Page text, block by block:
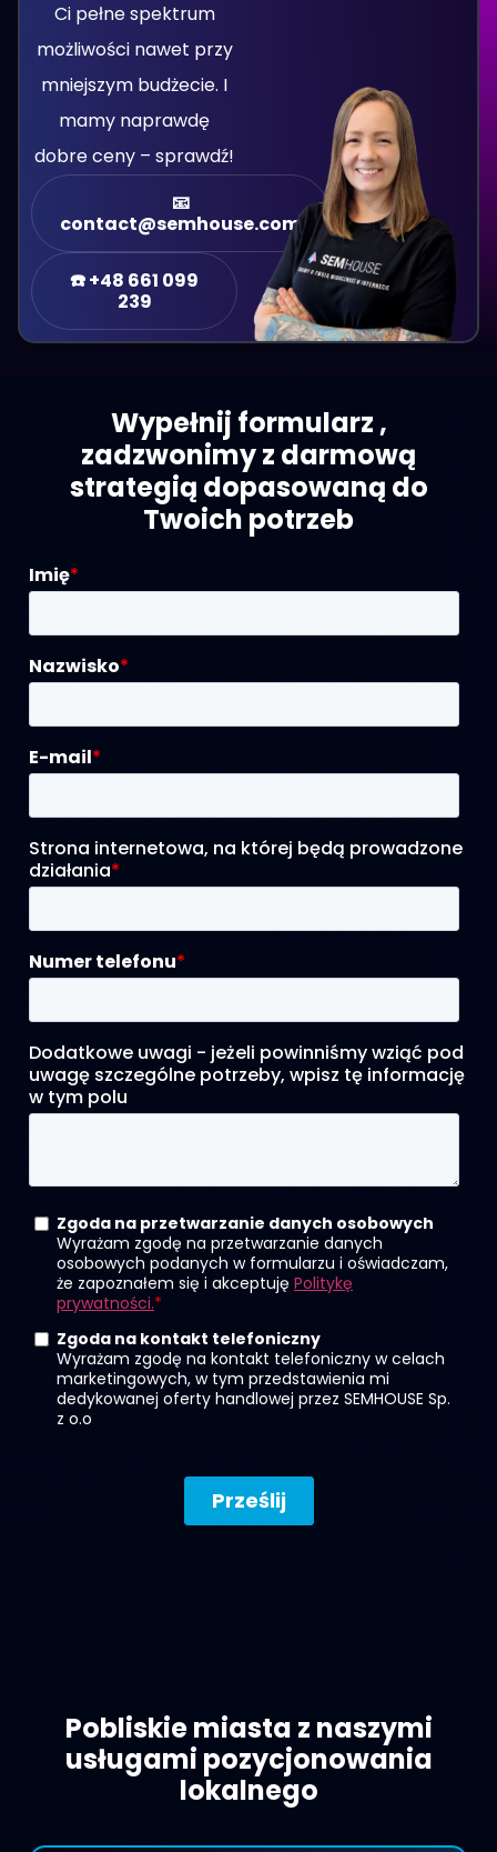
Ci pełne spektrum
możliwości nawet przy
mniejszym budżecie. I
mamy naprawdę
dobre ceny – sprawdź!
📧
contact@semhouse.com
☎️ +48 661 099
239
Wypełnij formularz ,
zadzwonimy z darmową
strategią dopasowaną do
Twoich potrzeb
Pobliskie miasta z naszymi
usługami pozycjonowania
lokalnego